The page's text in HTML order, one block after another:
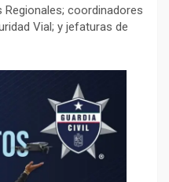
coordinadores
Vial; y jefaturas de